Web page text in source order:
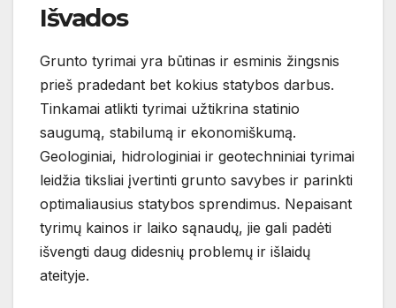
Išvados
Grunto tyrimai yra būtinas ir esminis žingsnis
prieš pradedant bet kokius statybos darbus.
Tinkamai atlikti tyrimai užtikrina statinio
saugumą, stabilumą ir ekonomiškumą.
Geologiniai, hidrologiniai ir geotechniniai tyrimai
leidžia tiksliai įvertinti grunto savybes ir parinkti
optimaliausius statybos sprendimus. Nepaisant
tyrimų kainos ir laiko sąnaudų, jie gali padėti
išvengti daug didesnių problemų ir išlaidų
ateityje.